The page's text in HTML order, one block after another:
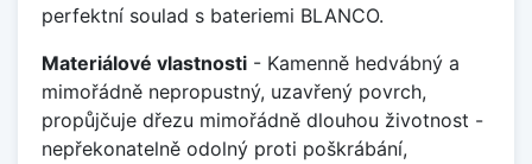
perfektní soulad s bateriemi BLANCO.
Materiálové vlastnosti - Kamenně hedvábný a
mimořádně nepropustný, uzavřený povrch,
propůjčuje dřezu mimořádně dlouhou životnost -
nepřekonatelně odolný proti poškrábání,